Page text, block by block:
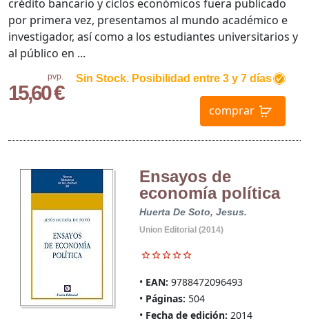
pvp.
15,60 €
Sin Stock. Posibilidad entre 3 y 7 días
comprar
crédito bancario y ciclos económicos fuera publicado
por primera vez, presentamos al mundo académico e
investigador, así como a los estudiantes universitarios y
al público en ...
Ensayos de
economía política
Huerta De Soto, Jesus.
Union Editorial (2014)
EAN: 9788472096493
Páginas: 504
Fecha de edición: 2014